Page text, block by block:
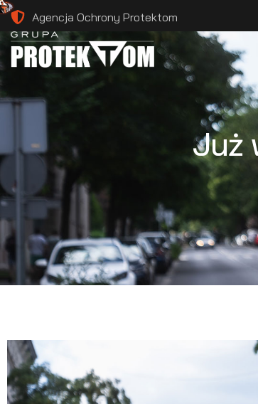
Agencja Ochrony Protektom
Już